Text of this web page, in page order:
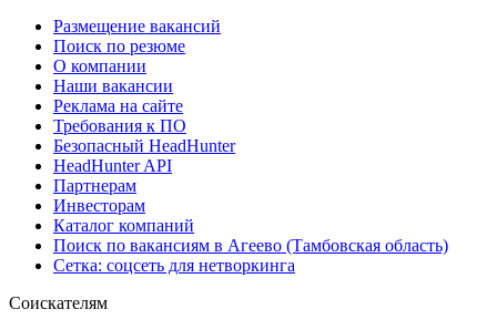
Размещение вакансий
Поиск по резюме
О компании
Наши вакансии
Реклама на сайте
Требования к ПО
Безопасный HeadHunter
HeadHunter API
Партнерам
Инвесторам
Каталог компаний
Поиск по вакансиям в Агеево (Тамбовская область)
Сетка: соцсеть для нетворкинга
Соискателям